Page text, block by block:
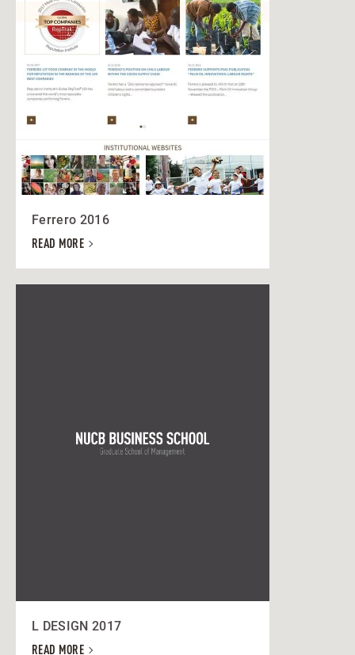
Ferrero 2016
READ MORE
L DESIGN 2017
READ MORE